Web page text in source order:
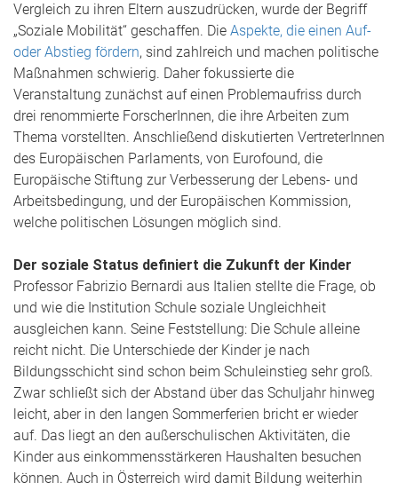
Vergleich zu ihren Eltern auszudrücken, wurde der Begriff
„Soziale Mobilität“ geschaffen. Die Aspekte, die einen Auf-
oder Abstieg fördern, sind zahlreich und machen politische
Maßnahmen schwierig. Daher fokussierte die
Veranstaltung zunächst auf einen Problemaufriss durch
drei renommierte ForscherInnen, die ihre Arbeiten zum
Thema vorstellten. Anschließend diskutierten VertreterInnen
des Europäischen Parlaments, von Eurofound, die
Europäische Stiftung zur Verbesserung der Lebens- und
Arbeitsbedingung, und der Europäischen Kommission,
welche politischen Lösungen möglich sind.
Der soziale Status definiert die Zukunft der Kinder
Professor Fabrizio Bernardi aus Italien stellte die Frage, ob
und wie die Institution Schule soziale Ungleichheit
ausgleichen kann. Seine Feststellung: Die Schule alleine
reicht nicht. Die Unterschiede der Kinder je nach
Bildungsschicht sind schon beim Schuleinstieg sehr groß.
Zwar schließt sich der Abstand über das Schuljahr hinweg
leicht, aber in den langen Sommerferien bricht er wieder
auf. Das liegt an den außerschulischen Aktivitäten, die
Kinder aus einkommensstärkeren Haushalten besuchen
können. Auch in Österreich wird damit Bildung weiterhin